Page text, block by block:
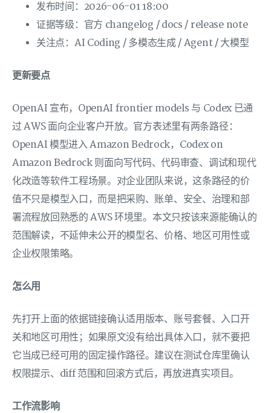
发布时间：2026-06-01 18:00
证据等级：官方 changelog / docs / release note
关注点：AI Coding / 多模态生成 / Agent / 大模型
更新要点
OpenAI 宣布，OpenAI frontier models 与 Codex 已通
过 AWS 面向企业客户开放。官方表述里有两条路径：
OpenAI 模型进入 Amazon Bedrock，Codex on
Amazon Bedrock 则面向写代码、代码审查、调试和现代
化改造等软件工程场景。对企业团队来说，这条路径的价
值不只是模型入口，而是把采购、账单、安全、治理和部
署流程放回熟悉的 AWS 环境里。本文只按该来源能确认的
范围解读，不延伸未公开的模型名、价格、地区可用性或
企业权限策略。
怎么用
先打开上面的依据链接确认适用版本、账号套餐、入口开
关和地区可用性；如果原文没有给出具体入口，就不要把
它当成已经可用的固定操作路径。建议在测试仓库里确认
权限提示、diff 范围和回滚方式后，再放进真实项目。
工作流影响